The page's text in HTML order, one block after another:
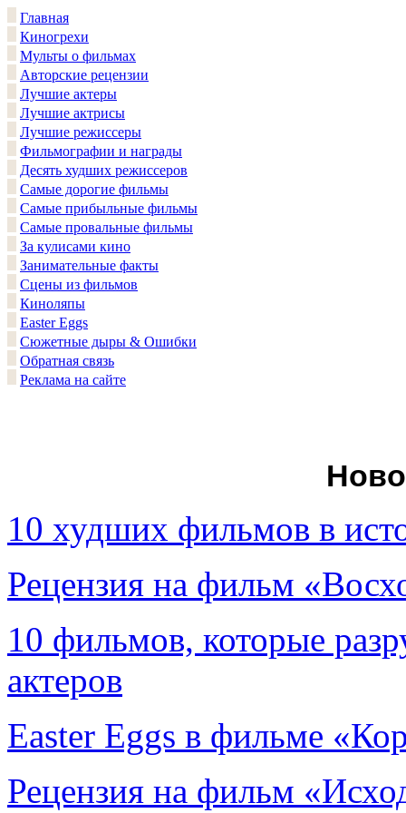
Главная
Киногрехи
Мульты о фильмах
Авторские рецензии
Лучшие актеры
Лучшие актрисы
Лучшие режиссеры
Фильмографии и награды
Десять худших режиссеров
Самые дорогие фильмы
Самые прибыльные фильмы
Самые провальные фильмы
За кулисами кино
Занимательные факты
Сцены из фильмов
Киноляпы
Easter Eggs
Сюжетные дыры & Ошибки
Обратная связь
Реклама на сайте
10 худших фильмов в
Рецензия на фильм
10 фильмов, которые
актеров
Easter Eggs в фильме
Рецензия на фильм